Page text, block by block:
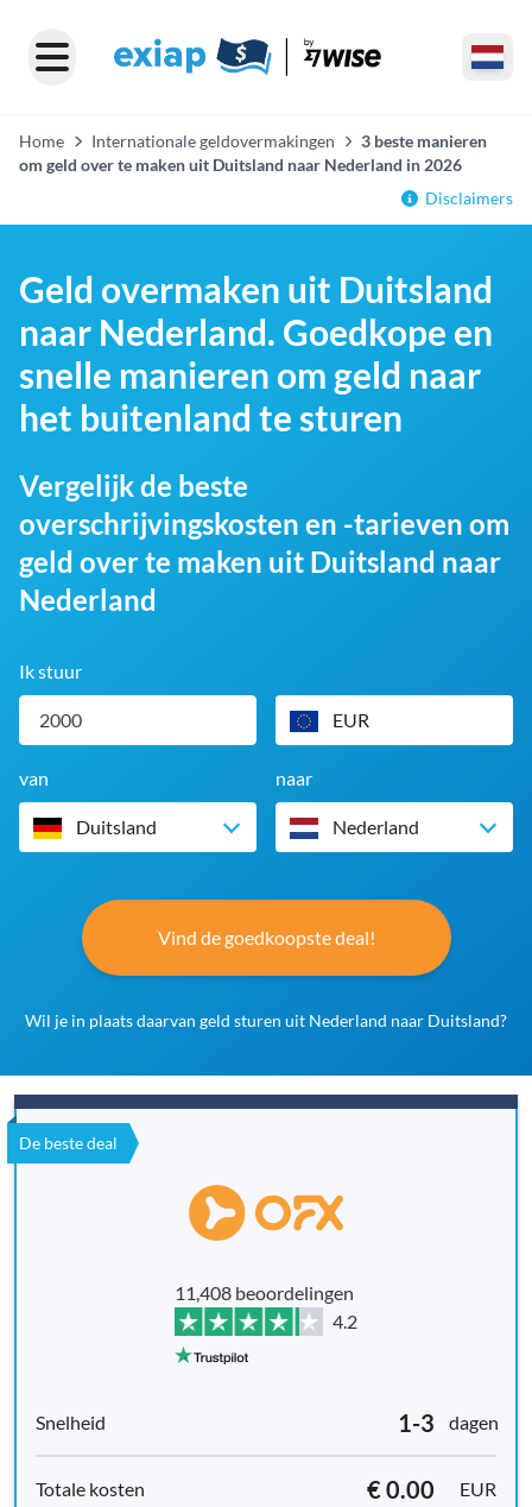
Home Internationale geldovermakingen
3 beste manieren
om geld over te maken uit Duitsland naar Nederland in 2026
Disclaimers
Geld overmaken uit Duitsland
naar Nederland. Goedkope en
snelle manieren om geld naar
het buitenland te sturen
Vergelijk de beste
overschrijvingskosten en -tarieven om
geld over te maken uit Duitsland naar
Nederland
Ik stuur
EUR
van
Duitsland
naar
Nederland
Vind de goedkoopste deal!
Wil je in plaats daarvan geld sturen uit Nederland naar Duitsland?
De beste deal
11,408 beoordelingen
4.2
1-3 dagen
€ 0.00
EUR